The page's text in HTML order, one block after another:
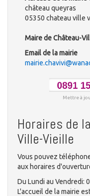
château queyras
05350 chateau ville
Maire de Château-
Email de la mairie
Mettre à
Horaires de
Ville-Vieille
Vous pouvez
aux horaires
Du Lundi au Vendredi:
L'accueil de la mairie